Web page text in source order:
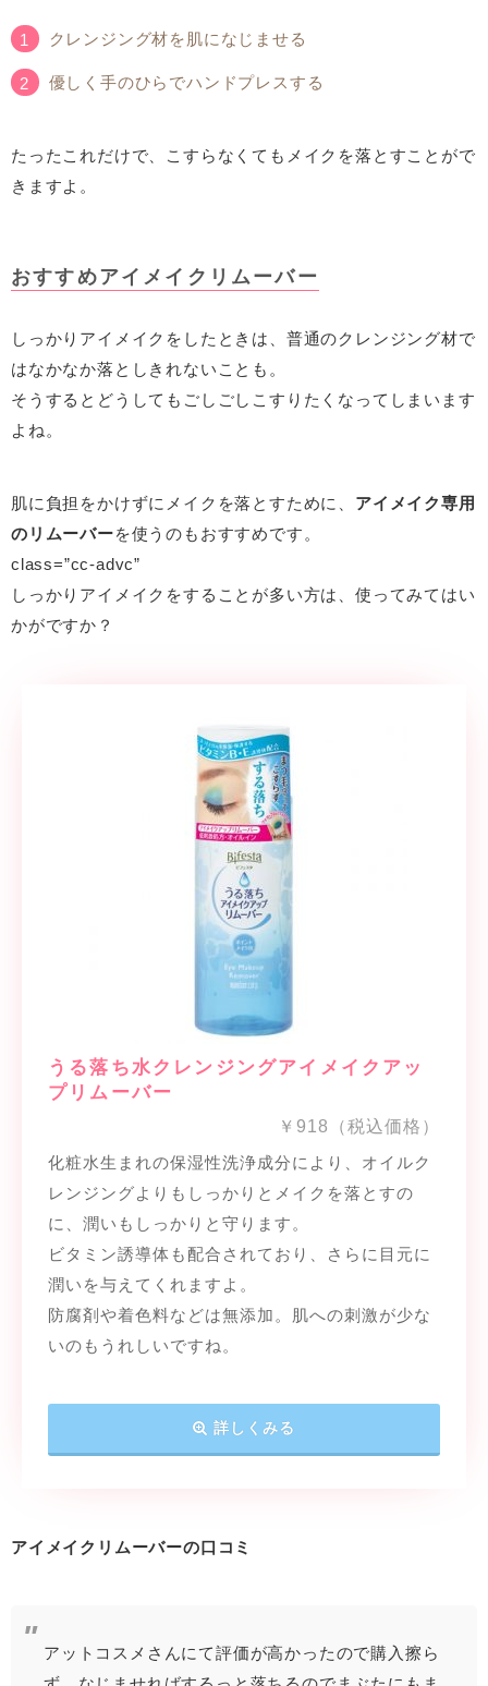
クレンジング材を肌になじませる
優しく手のひらでハンドプレスする
たったこれだけで、こすらなくてもメイクを落とすことがで
きますよ。
おすすめアイメイクリムーバー
しっかりアイメイクをしたときは、普通のクレンジング材で
はなかなか落としきれないことも。
そうするとどうしてもごしごしこすりたくなってしまいます
よね。
肌に負担をかけずにメイクを落とすために、 アイメイク専用
のリムーバーを使うのもおすすめです。
class=”cc-advc”
しっかりアイメイクをすることが多い方は、使ってみてはい
かがですか？
うる落ち水クレンジングアイメイクアッ
プリムーバー
￥918（税込価格）
化粧水生まれの保湿性洗浄成分により、オイルク
レンジングよりもしっかりとメイクを落とすの
に、潤いもしっかりと守ります。
ビタミン誘導体も配合されており、さらに目元に
潤いを与えてくれますよ。
防腐剤や着色料などは無添加。肌への刺激が少な
いのもうれしいですね。
詳しくみる
アイメイクリムーバーの口コミ
アットコスメさんにて評価が高かったので購入擦ら